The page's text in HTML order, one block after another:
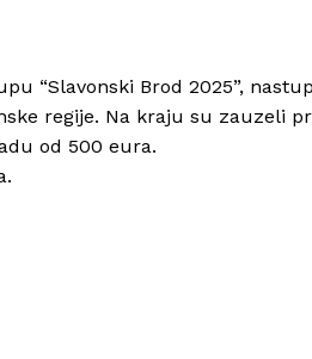
“Slavonski Brod 2025”,
regije. Na kraju su zauzeli
od 500 eura.